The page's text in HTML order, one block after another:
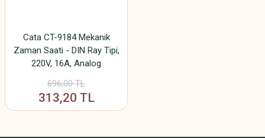
Cata CT-9184 Mekanik
Zaman Saati - DIN Ray Tipi,
220V, 16A, Analog
696,00 TL
313,20 TL